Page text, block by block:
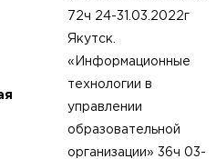
72ч 24-31.03.2022г
Якутск.
«Информационные
технологии в
управлении
образовательной
организации» 36ч 03-